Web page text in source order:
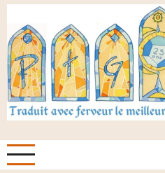
Aller
contenu
principal